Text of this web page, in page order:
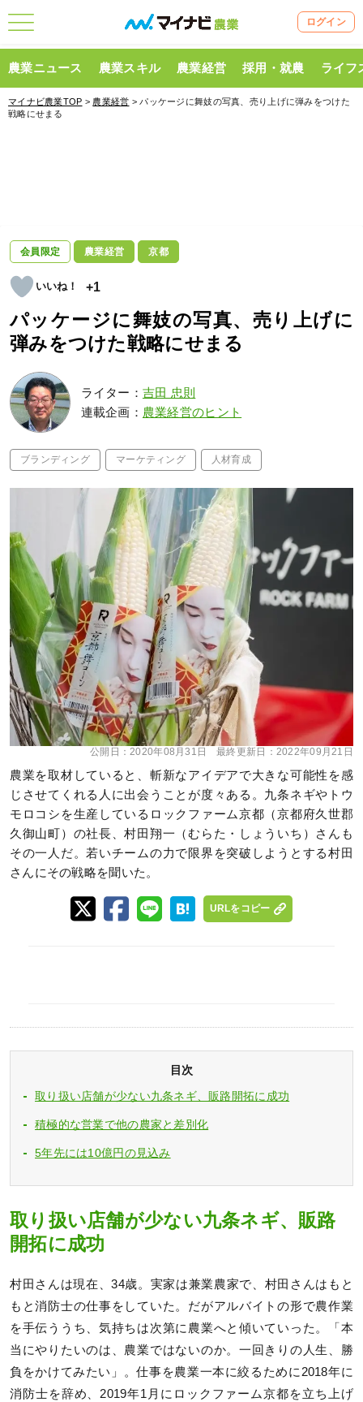
ログイン
農業ニュース 農業スキル 農業経営 採用・就農 ライフ
マイナビ農業TOP > 農業経営 > パッケージに舞妓の写真、売り上げに弾みをつけた
戦略にせまる
会員限定 農業経営 京都
+1
パッケージに舞妓の写真、売り上げに
弾みをつけた戦略にせまる
ライター： 吉田 忠則
連載企画： 農業経営のヒント
ブランディング マーケティング 人材育成
公開日：2020年08月31日 最終更新日： 2022年09月21日
農業を取材していると、斬新なアイデアで大きな可能性を感
じさせてくれる人に出会うことが度々ある。九条ネギやトウ
モロコシを生産しているロックファーム京都（京都府久世郡
久御山町）の社長、村田翔一（むらた・しょういち）さんも
その一人だ。若いチームの力で限界を突破しようとする村田
さんにその戦略を聞いた。
URLをコピー
目次
取り扱い店舗が少ない九条ネギ、販路開拓に成功
積極的な営業で他の農家と差別化
5年先には10億円の見込み
取り扱い店舗が少ない九条ネギ、販路
開拓に成功
村田さんは現在、34歳。実家は兼業農家で、村田さんはもと
もと消防士の仕事をしていた。だがアルバイトの形で農作業
を手伝ううち、気持ちは次第に農業へと傾いていった。「本
当にやりたいのは、農業ではないのか。一回きりの人生、勝
負をかけてみたい」。仕事を農業一本に絞るために2018年に
消防士を辞め、2019年1月にロックファーム京都を立ち上げ